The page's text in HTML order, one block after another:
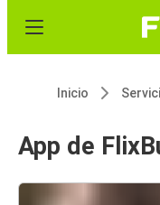
Inicio
App de